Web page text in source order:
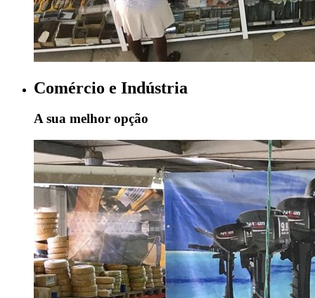
Comércio e Indústria
A sua melhor opção